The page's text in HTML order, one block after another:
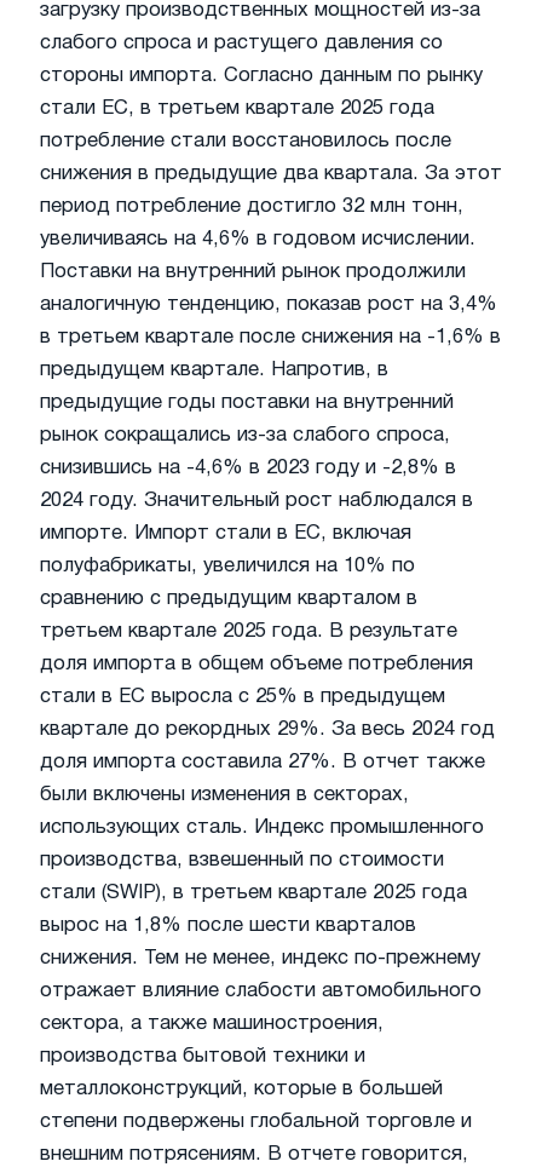
загрузку производственных мощностей из-за
слабого спроса и растущего давления со
стороны импорта. Согласно данным по рынку
стали ЕС, в третьем квартале 2025 года
потребление стали восстановилось после
снижения в предыдущие два квартала. За этот
период потребление достигло 32 млн тонн,
увеличиваясь на 4,6% в годовом исчислении.
Поставки на внутренний рынок продолжили
аналогичную тенденцию, показав рост на 3,4%
в третьем квартале после снижения на -1,6% в
предыдущем квартале. Напротив, в
предыдущие годы поставки на внутренний
рынок сокращались из-за слабого спроса,
снизившись на -4,6% в 2023 году и -2,8% в
2024 году. Значительный рост наблюдался в
импорте. Импорт стали в ЕС, включая
полуфабрикаты, увеличился на 10% по
сравнению с предыдущим кварталом в
третьем квартале 2025 года. В результате
доля импорта в общем объеме потребления
стали в ЕС выросла с 25% в предыдущем
квартале до рекордных 29%. За весь 2024 год
доля импорта составила 27%. В отчет также
были включены изменения в секторах,
использующих сталь. Индекс промышленного
производства, взвешенный по стоимости
стали (SWIP), в третьем квартале 2025 года
вырос на 1,8% после шести кварталов
снижения. Тем не менее, индекс по-прежнему
отражает влияние слабости автомобильного
сектора, а также машиностроения,
производства бытовой техники и
металлоконструкций, которые в большей
степени подвержены глобальной торговле и
внешним потрясениям. В отчете говорится,